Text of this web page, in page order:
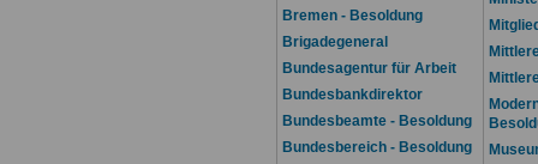
Bremen - Besoldung
Brigadegeneral
Bundesagentur für Arbeit
Bundesbankdirektor
Bundesbeamte - Besoldung
Bundesbereich - Besoldung